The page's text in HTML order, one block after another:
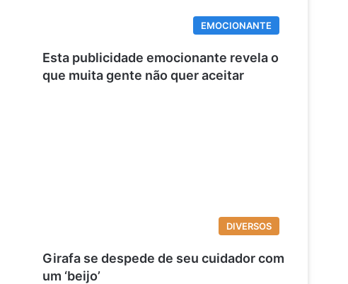
EMOCIONANTE
Esta publicidade emocionante revela o
que muita gente não quer aceitar
DIVERSOS
Girafa se despede de seu cuidador com
um ‘beijo’